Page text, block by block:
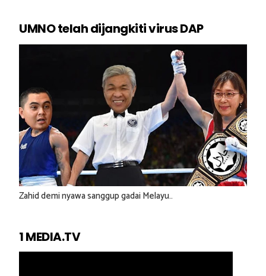
UMNO telah dijangkiti virus DAP
Zahid demi nyawa sanggup gadai Melayu..
1 MEDIA.TV